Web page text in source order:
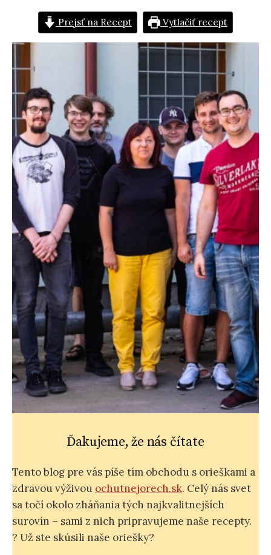
Prejsť na Recept Vytlačiť recept
Ďakujeme, že nás čítate
Tento blog pre vás píše tím obchodu s orieškami a
zdravou výživou ochutnejorech.sk. Celý nás svet
sa točí okolo zháňania tých najkvalitnejších
surovín – sami z nich pripravujeme naše recepty.
? Už ste skúsili naše oriešky?